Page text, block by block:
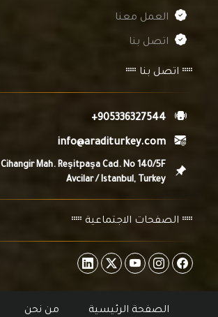
العمل معنا
اتصل بنا
اتصل بنا
+905336327544
info@araditurkey.com
Cihangir Mah. Reşitpaşa Cad. No 140/5F
Avcilar / Istanbul, Turkey
الصفحات الاجتماعية
الصفحة الرئيسية من نحن